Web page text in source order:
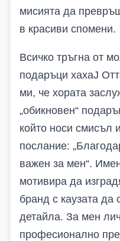
мисията да
в красиви спомени.
Всичко тръгна от
подаръци хахаJ О
ми, че хората
„обикновен“
който носи смисъл
послание:
важен за мен“.
мотивира да
бранд с каузата да
детайла. За мен
професионално